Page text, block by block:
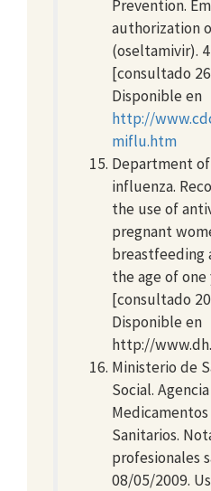
Prevention.
authorization
(oseltamivir).
[consultado
Disponible en
http://
miflu.htm
Department
influenza.
the use of
pregnant
breastfeeding
the age of one
[consultado
Disponible en
http://
Ministerio de
Social.
Sanitarios.
profesionales
08/05/2009.